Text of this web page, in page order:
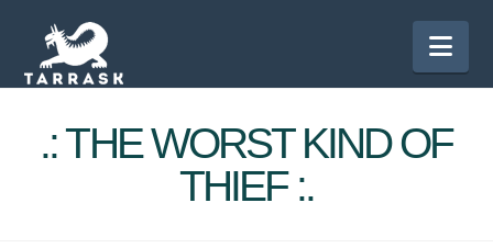
.: THE WORST KIND OF
THIEF :.